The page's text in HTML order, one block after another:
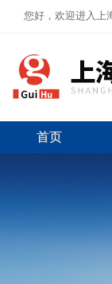
您好，欢迎进入上
首页